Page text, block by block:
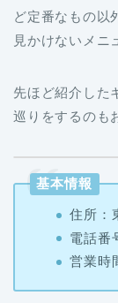
ど定番なもの以
見かけないメニ
先ほど紹介した
巡りをするのも
基本情報
住所：
電話番
営業時